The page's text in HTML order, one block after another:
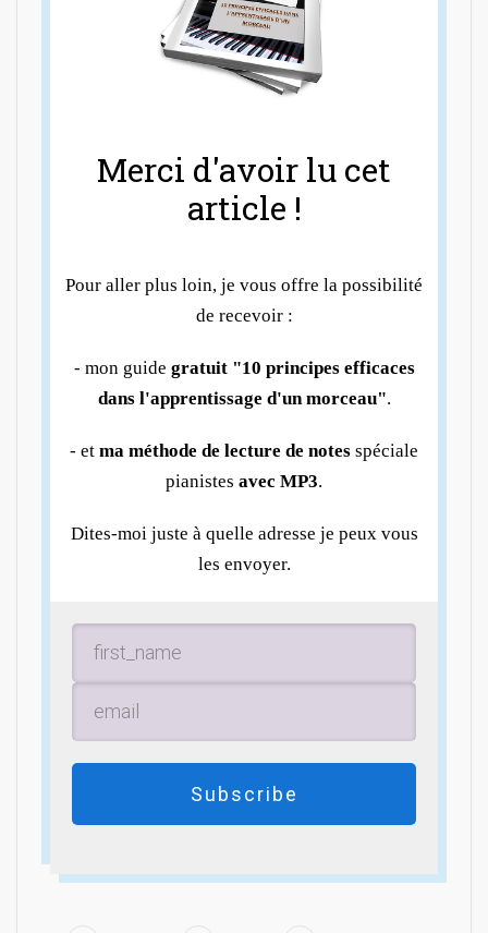
Merci d'avoir lu cet
article !
Pour aller plus loin, je vous offre la possibilité
de recevoir :
- mon guide gratuit "10 principes efficaces
dans l'apprentissage d'un morceau".
- et ma méthode de lecture de notes spéciale
pianistes avec MP3.
Dites-moi juste à quelle adresse je peux vous
les envoyer.
Subscribe